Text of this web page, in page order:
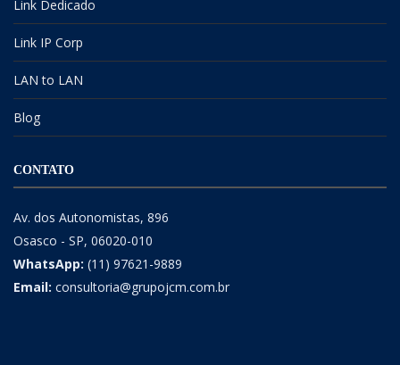
Link Dedicado
Link IP Corp
LAN to LAN
Blog
CONTATO
Av. dos Autonomistas, 896
Osasco - SP, 06020-010
WhatsApp: (11) 97621-9889
Email: consultoria@grupojcm.com.br